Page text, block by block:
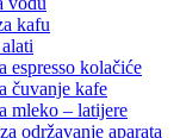
kafu
espresso kolačiće
čuvanje kafe
mleko – latijere
održavanje aparata